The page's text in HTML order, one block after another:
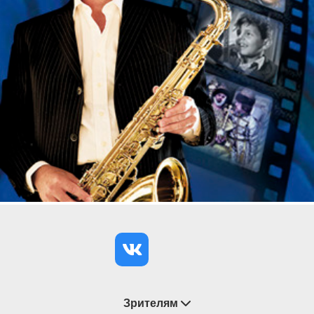
талантливым артистам — билеты на «Живи и
помни» подарят встречу с Константином
Гришановым, Евгением Шумейко, Ксенией
Морозовой, Аленой Артемовой и другими.
Напевный, фольклорный стиль спектакля резко
контрастирует с трагическим сюжетом, но зато
увлекает нас в глубину настоящей жизни простых
людей, напоминает о счастье обычной мирной
жизни. Купите билеты на спектакль Григория
Козлова «Живи и помни», и Вы сможете лучше
понять психологию людей, которых по привычке
презрительно называют дезертирами, а заодно
Зрителям